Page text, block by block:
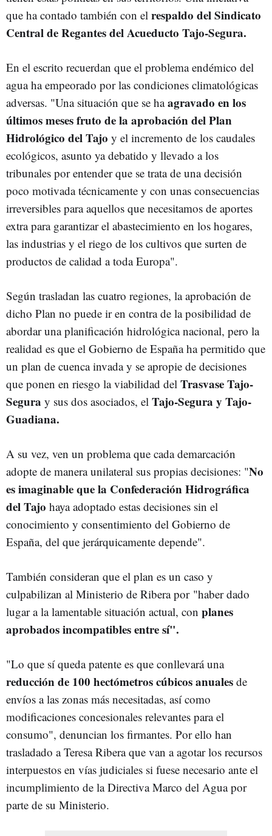
que ha contado también con el respaldo del Sindicato
Central de Regantes del Acueducto Tajo-Segura.
En el escrito recuerdan que el problema endémico del
agua ha empeorado por las condiciones climatológicas
adversas. "Una situación que se haagravado en los
últimos meses fruto de la aprobación del Plan
Hidrológico del Tajo y el incremento de los caudales
ecológicos, asunto ya debatido y llevado a los
tribunales por entender que se trata de una decisión
poco motivada técnicamente y con unas consecuencias
irreversibles para aquellos que necesitamos de aportes
extra para garantizar el abastecimiento en los hogares,
las industrias y el riego de los cultivos que surten de
productos de calidad a toda Europa".
Según trasladan las cuatro regiones, la aprobación de
dicho Plan no puede ir en contra de la posibilidad de
abordar una planificación hidrológica nacional, pero la
realidad es que el Gobierno de España ha permitido que
un plan de cuenca invada y se apropie de decisiones
que ponen en riesgo la viabilidad del Trasvase Tajo-
Segura y sus dos asociados, el Tajo-Segura y Tajo-
Guadiana.
A su vez, ven un problema que cada demarcación
adopte de manera unilateral sus propias decisiones: "No
es imaginable que la Confederación Hidrográfica
del Tajo haya adoptado estas decisiones sin el
conocimiento y consentimiento del Gobierno de
España, del que jerárquicamente depende".
También consideran que el plan es un caso y
culpabilizan al Ministerio de Ribera por "haber dado
lugar a la lamentable situación actual, con planes
aprobados incompatibles entre sí".
"Lo que sí queda patente es que conllevará una
reducción de 100 hectómetros cúbicos anuales de
envíos a las zonas más necesitadas, así como
modificaciones concesionales relevantes para el
consumo", denuncian los firmantes. Por ello han
trasladado a Teresa Ribera que van a agotar los recursos
interpuestos en vías judiciales si fuese necesario ante el
incumplimiento de la Directiva Marco del Agua por
parte de su Ministerio.